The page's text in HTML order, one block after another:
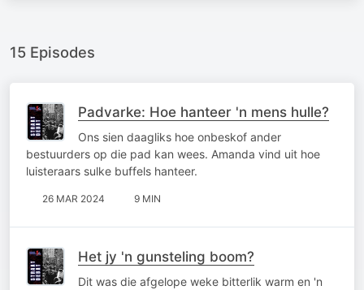
15 Episodes
Padvarke: Hoe hanteer 'n mens hulle?
Ons sien daagliks hoe onbeskof ander
bestuurders op die pad kan wees. Amanda vind uit hoe
luisteraars sulke buffels hanteer.
26 MAR 2024 9 MIN
Het jy 'n gunsteling boom?
Dit was die afgelope weke bitterlik warm en 'n